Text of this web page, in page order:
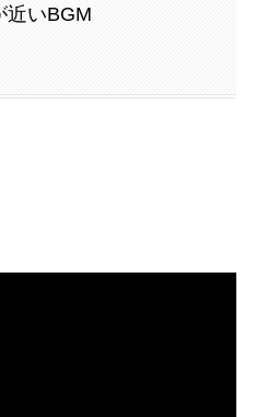
近いBGM